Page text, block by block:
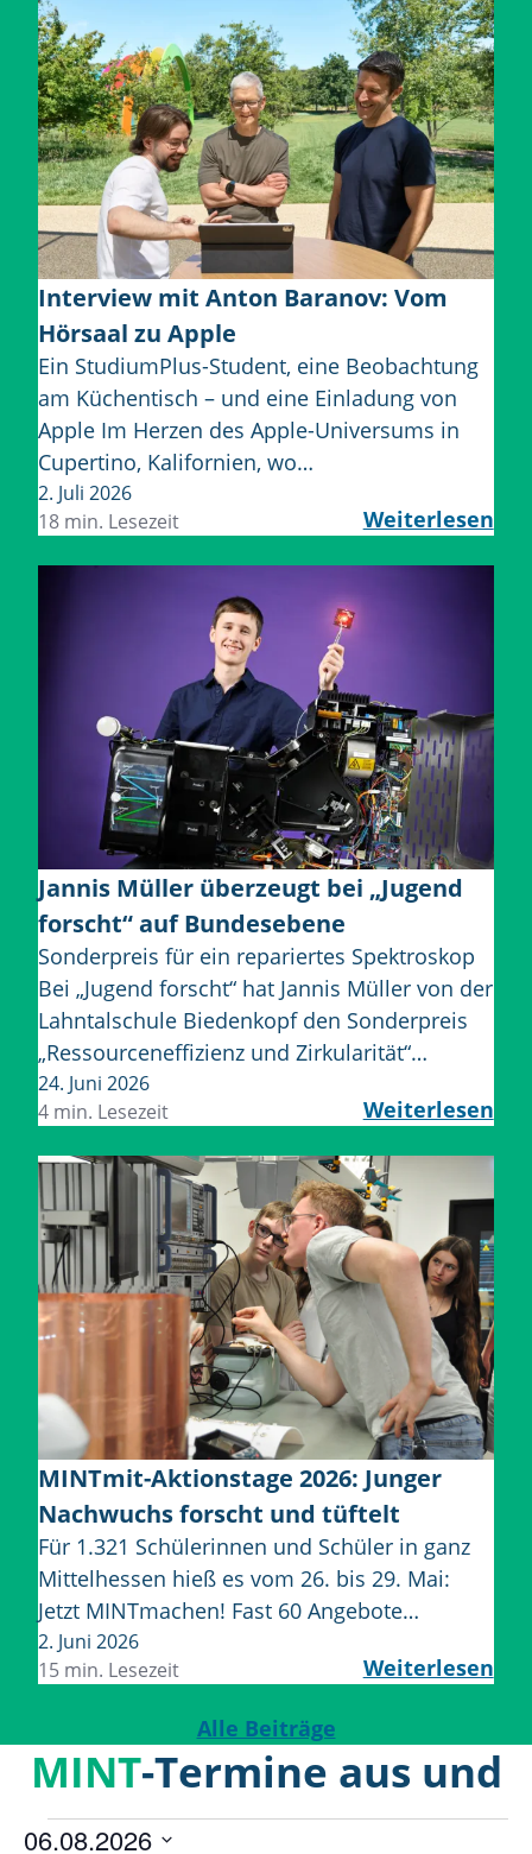
Interview mit Anton Baranov: Vom
Hörsaal zu Apple
Ein StudiumPlus-Student, eine Beobachtung
am Küchentisch – und eine Einladung von
Apple Im Herzen des Apple-Universums in
Cupertino, Kalifornien, wo…
2. Juli 2026
18 min. Lesezeit
Weiterlesen
Jannis Müller überzeugt bei „Jugend
forscht“ auf Bundesebene
Sonderpreis für ein repariertes Spektroskop
Bei „Jugend forscht“ hat Jannis Müller von der
Lahntalschule Biedenkopf den Sonderpreis
„Ressourceneffizienz und Zirkularität“…
24. Juni 2026
4 min. Lesezeit
Weiterlesen
MINTmit-Aktionstage 2026: Junger
Nachwuchs forscht und tüftelt
Für 1.321 Schülerinnen und Schüler in ganz
Mittelhessen hieß es vom 26. bis 29. Mai:
Jetzt MINTmachen! Fast 60 Angebote…
2. Juni 2026
15 min. Lesezeit
Weiterlesen
Alle Beiträge
MINT-Termine aus und
für Mittelhessen